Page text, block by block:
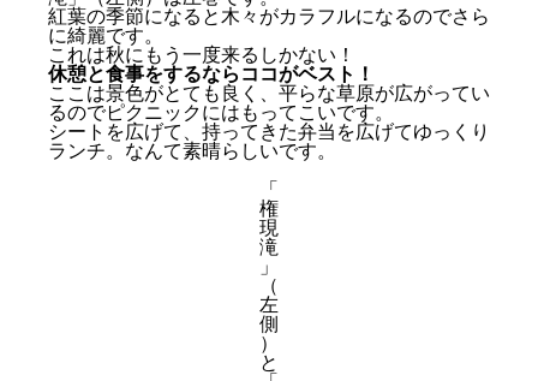
紅葉の季節になると木々がカラフルになるのでさら
に綺麗です。
これは秋にもう一度来るしかない！
休憩と食事をするならココがベスト！
ここは景色がとても良く、平らな草原が広がってい
るのでピクニックにはもってこいです。
シートを広げて、持ってきた弁当を広げてゆっくり
ランチ。なんて素晴らしいです。
「
権
現
滝
」
（
左
側
）
と